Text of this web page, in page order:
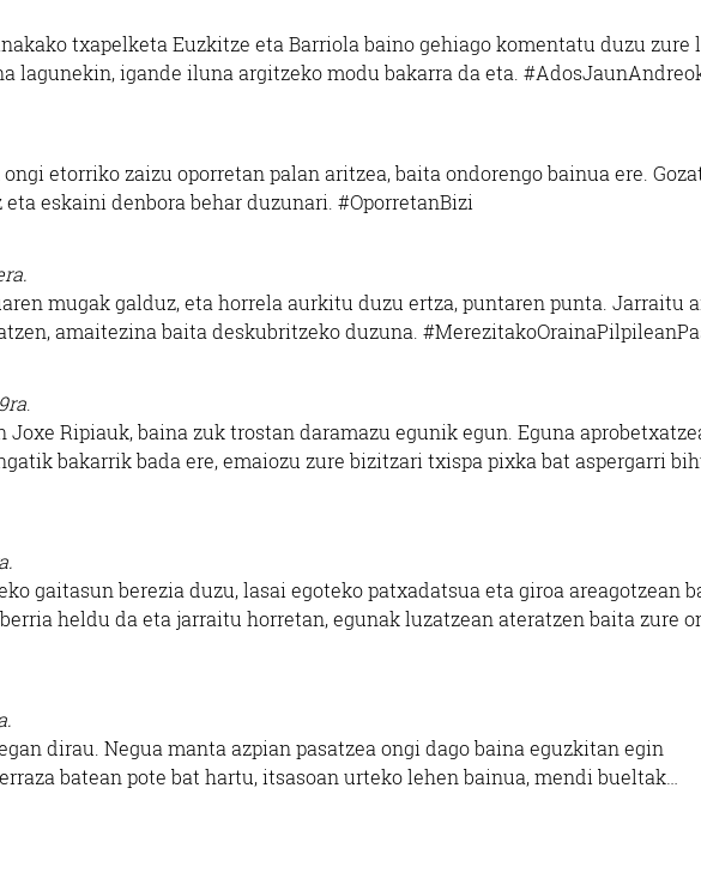
txapelketa Euzkitze eta Barriola baino gehiago komentatu duzu zure
lagunekin, igande iluna argitzeko modu bakarra da eta.
etorriko zaizu oporretan palan aritzea, baita ondorengo bainua ere.
eskaini denbora behar duzunari. #OporretanBizi
mugak galduz, eta horrela aurkitu duzu ertza, puntaren punta. Jarraitu
amaitezina baita deskubritzeko duzuna.
Joxe Ripiauk, baina zuk trostan daramazu egunik egun. Eguna
bakarrik bada ere, emaiozu zure bizitzari txispa pixka bat aspergarri
gaitasun berezia duzu, lasai egoteko patxadatsua eta giroa areagotzean
heldu da eta jarraitu horretan, egunak luzatzean ateratzen baita zure
dirau. Negua manta azpian pasatzea ongi dago baina eguzkitan egin
batean pote bat hartu, itsasoan urteko lehen bainua, mendi bueltak…